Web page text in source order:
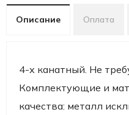
Описание Оплата
4-х канатный. Не
Комплектующие и
качества: металл